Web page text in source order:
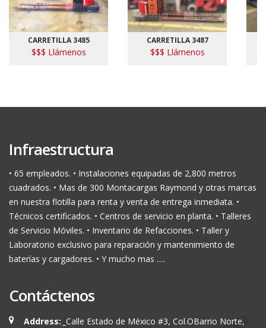
CARRETILLA 3485
$$$ Llámenos
CARRETILLA 3487
$$$ Llámenos
Infraestructura
• 65 empleados. • Instalaciones equipadas de 2,800 metros
cuadrados. • Mas de 300 Montacargas Raymond y otras marcas
en nuestra flotilla para renta y venta de entrega inmediata. •
Técnicos certificados. • Centros de servicio en planta. • Talleres
de Servicio Móviles. • Inventario de Refacciones. • Taller y
Laboratorio exclusivo para reparación y mantenimiento de
baterías y cargadores. • Y mucho mas ….
Contáctenos
Address: _Calle Estado de México #3, Col.OBarrio Norte,